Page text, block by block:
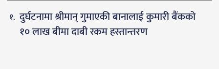
दुर्घटनामा श्रीमान् गुमाएकी बानालाई कुमारी बैंकको
१० लाख बीमा दाबी रकम हस्तान्तरण